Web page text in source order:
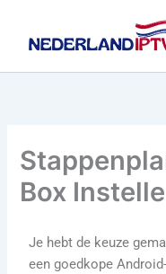
inhoud
Box
Je hebt de keuze
een goedkope